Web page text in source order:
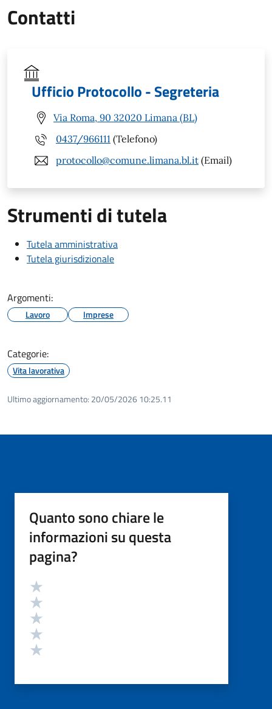
Contatti
Ufficio Protocollo - Segreteria
Via Roma, 90 32020 Limana (BL)
0437/966111 (Telefono)
protocollo@comune.limana.bl.it (Email)
Strumenti di tutela
Tutela amministrativa
Tutela giurisdizionale
Argomenti:
Lavoro Imprese
Categorie:
Vita lavorativa
Ultimo aggiornamento: 20/05/2026 10:25.11
Quanto sono chiare le
informazioni su questa
pagina?
Valutazione